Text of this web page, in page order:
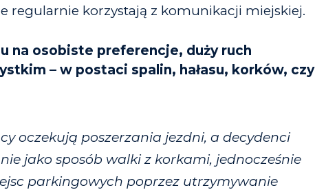
regularnie korzystają z komunikacji miejskiej.
na osobiste preferencje, duży ruch
– w postaci spalin, hałasu, korków, czy
oczekują poszerzania jezdni, a decydenci
jako sposób walki z korkami, jednocześnie
parkingowych poprzez utrzymywanie